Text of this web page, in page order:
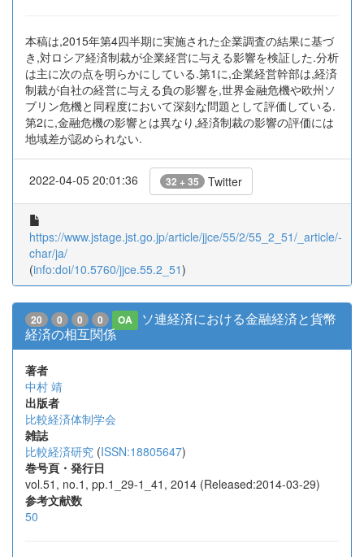
本稿は,2015年第4四半期に実施された企業調査の結果に基づ
き,対ロシア経済制裁が企業経営に与える影響を検証した.分析
は主に次の点を明らかにしている.第1に,企業経営幹部は,経済
制裁が自社の経営に与える負の影響を,世界金融危機や欧州ソ
ブリン危機と同程度において深刻な問題として評価している.
第2に,金融危機の影響とは異なり,経済制裁の影響の評価には
地域差が認められない.
2022-04-05 20:01:36 32 + 35 Twitter
https://www.jstage.jst.go.jp/article/jjce/55/2/55_2_51/_article/-
char/ja/
(info:doi/10.5760/jjce.55.2_51)
20 0 0 0 OA
ソ連経済における金融経済と貨幣
経済の相互関係
著者
中村 靖
出版者
比較経済体制学会
雑誌
比較経済研究 (ISSN:18805647)
巻号頁・発行日
vol.51, no.1, pp.1_29-1_41, 2014 (Released:2014-03-29)
参考文献数
50